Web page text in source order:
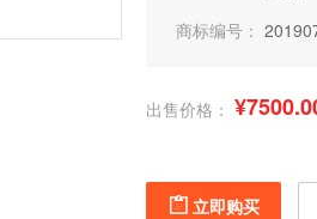
商标编号：
出售价格：
立即购买